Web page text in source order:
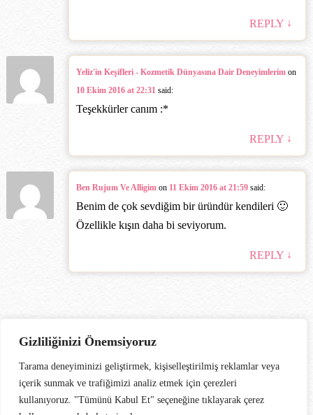
Gizliliğinizi Önemsiyoruz
Tarama deneyiminizi geliştirmek, kişiselleştirilmiş reklamlar veya
içerik sunmak ve trafiğimizi analiz etmek için çerezleri
kullanıyoruz. "Tümünü Kabul Et" seçeneğine tıklayarak çerez
REPLY ↓
Yeliz'in Keşifleri - Kozmetik Dünyasına Dair Deneyimlerim on
10 Ekim 2016 at 22:31 said:
Teşekkürler canım :*
REPLY ↓
Ben Rujum Ve Alligim on 11 Ekim 2016 at 21:59 said:
Benim de çok sevdiğim bir üründür kendileri 🙂
Özellikle kışın daha bi seviyorum.
REPLY ↓